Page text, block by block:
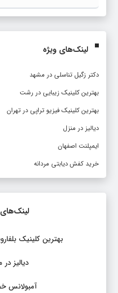
لینک‌های ویژه
دکتر زگیل تناسلی در مشهد
بهترین کلینیک زیبایی در رشت
بهترین کلینیک فیزیو تراپی در تهران
دیالیز در منزل
ایمپلنت اصفهان
خرید کفش دیابتی مردانه
بهترین کلینیک
دیالیز
آمبولانس